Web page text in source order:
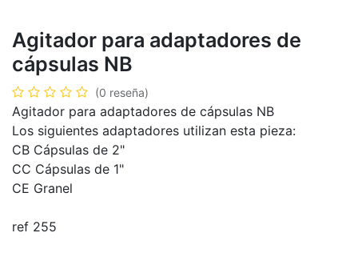
Agitador para adaptadores de
cápsulas NB
(0 reseña)
Agitador para adaptadores de cápsulas NB
Los siguientes adaptadores utilizan esta pieza:
CB Cápsulas de 2"
CC Cápsulas de 1"
CE Granel
ref 255